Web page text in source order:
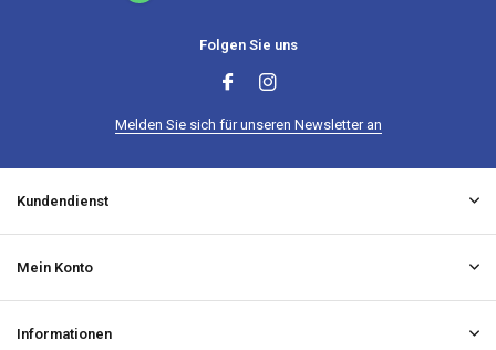
Folgen Sie uns
Melden Sie sich für unseren Newsletter an
Kundendienst
Mein Konto
Informationen